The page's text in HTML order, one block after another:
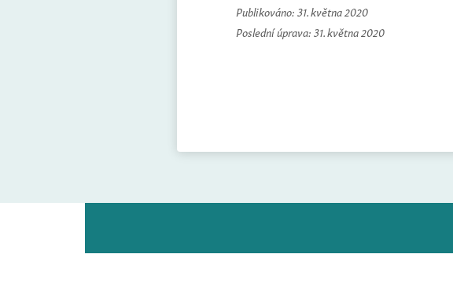
Publikováno: 31. května 2020
Poslední úprava: 31. května 2020